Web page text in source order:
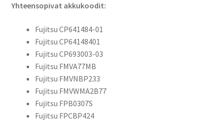
Yhteensopivat akkukoodit:
Fujitsu CP641484-01
Fujitsu CP64148401
Fujitsu CP693003-03
Fujitsu FMVA77MB
Fujitsu FMVNBP233
Fujitsu FMVWMA2B77
Fujitsu FPB0307S
Fujitsu FPCBP424